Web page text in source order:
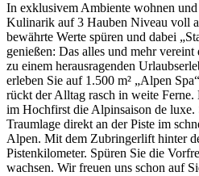
In exklusivem Ambiente wohnen
Kulinarik auf 3 Hauben Niveau voll
bewährte Werte spüren und dabei
genießen: Das alles und mehr
zu einem herausragenden
erleben Sie auf 1.500 m² „Alpen
rückt der Alltag rasch in weite
im Hochfirst die Alpinsaison de luxe.
Traumlage direkt an der Piste im
Alpen. Mit dem Zubringerlift hinter
Pistenkilometer. Spüren Sie die
wachsen. Wir freuen uns schon auf